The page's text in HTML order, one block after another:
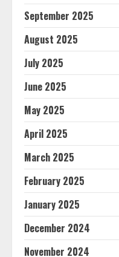
September 2025
August 2025
July 2025
June 2025
May 2025
April 2025
March 2025
February 2025
January 2025
December 2024
November 2024